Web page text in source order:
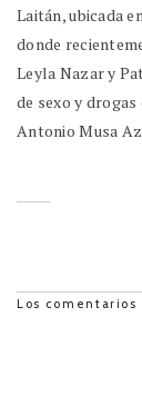
Laitán, ubicada
donde
Leyla Nazar y
de sexo y
Antonio Musa
Los